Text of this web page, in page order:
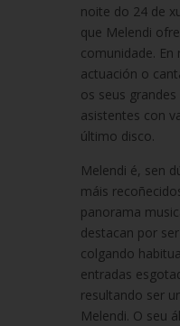
noite do 24 de
que Melendi
comunidade. En
actuación o
os seus
asistentes con
último disco.
Melendi é, sen
máis
panorama
destacan por
colgando
entradas
resultando ser
Melendi. O seu